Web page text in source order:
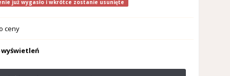
już wygasło i wkrótce zostanie usunięte
ceny
wyświetleń